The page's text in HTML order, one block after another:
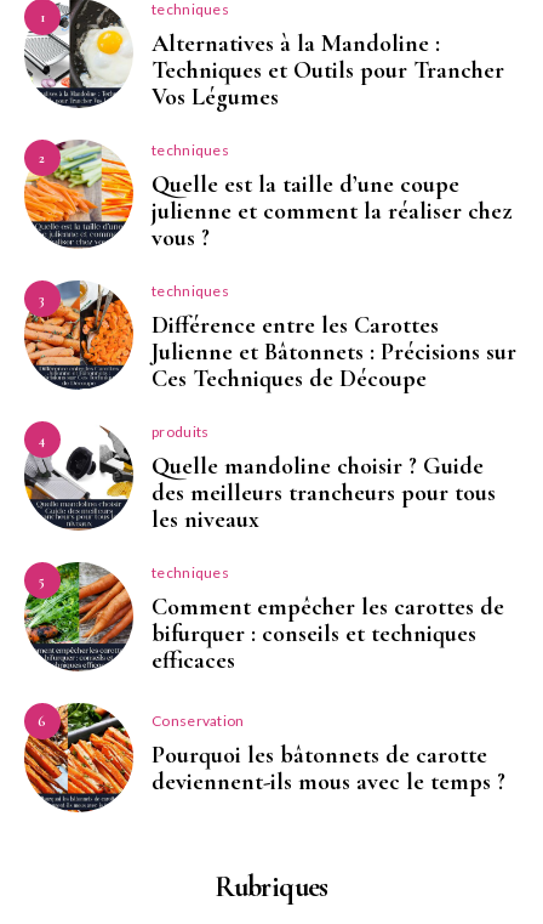
1 techniques
Alternatives à la Mandoline :
Techniques et Outils pour Trancher
Vos Légumes
2 techniques
Quelle est la taille d’une coupe
julienne et comment la réaliser chez
vous ?
3 techniques
Différence entre les Carottes
Julienne et Bâtonnets : Précisions sur
Ces Techniques de Découpe
4 produits
Quelle mandoline choisir ? Guide
des meilleurs trancheurs pour tous
les niveaux
5 techniques
Comment empêcher les carottes de
bifurquer : conseils et techniques
efficaces
6 Conservation
Pourquoi les bâtonnets de carotte
deviennent-ils mous avec le temps ?
Rubriques